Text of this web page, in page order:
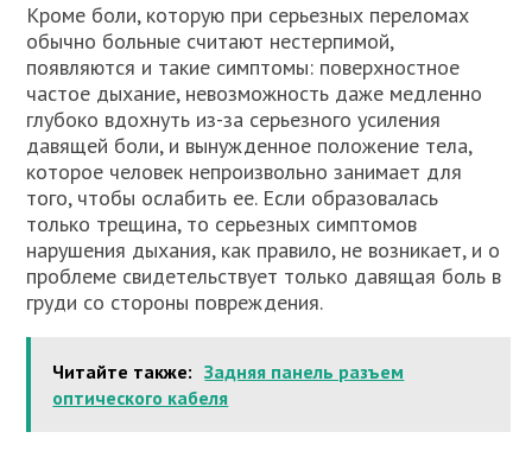
Кроме боли, которую при серьезных переломах
обычно больные считают нестерпимой,
появляются и такие симптомы: поверхностное
частое дыхание, невозможность даже медленно
глубоко вдохнуть из-за серьезного усиления
давящей боли, и вынужденное положение тела,
которое человек непроизвольно занимает для
того, чтобы ослабить ее. Если образовалась
только трещина, то серьезных симптомов
нарушения дыхания, как правило, не возникает, и о
проблеме свидетельствует только давящая боль в
груди со стороны повреждения.
Читайте также: Задняя панель разъем
оптического кабеля